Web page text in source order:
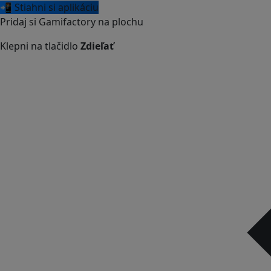
📲 Stiahni si aplikáciu
Pridaj si Gamifactory na plochu
Klepni na tlačidlo Zdieľať